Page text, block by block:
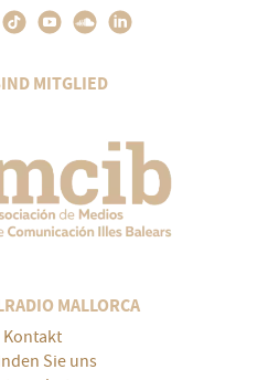
MITGLIED
MALLORCA
Kontakt
Sie uns